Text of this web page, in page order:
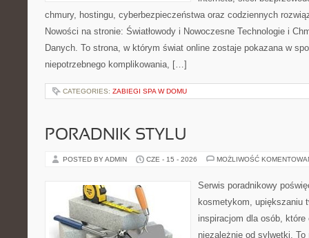
chmury, hostingu, cyberbezpieczeństwa oraz codziennych
Nowości na stronie: Światłowody i Nowoczesne Technologie i
Danych. To strona, w którym świat online zostaje pokazana w
niepotrzebnego komplikowania, […]
CATEGORIES: ZABIEGI SPA W DOMU
PORADNIK STYLU
POSTED BY ADMIN CZE - 15 - 2026 MOŻLIWOŚĆ
Serwis poradnikowy
kosmetykom, upiększaniu
inspiracjom dla osób,
niezależnie od sylwetki.